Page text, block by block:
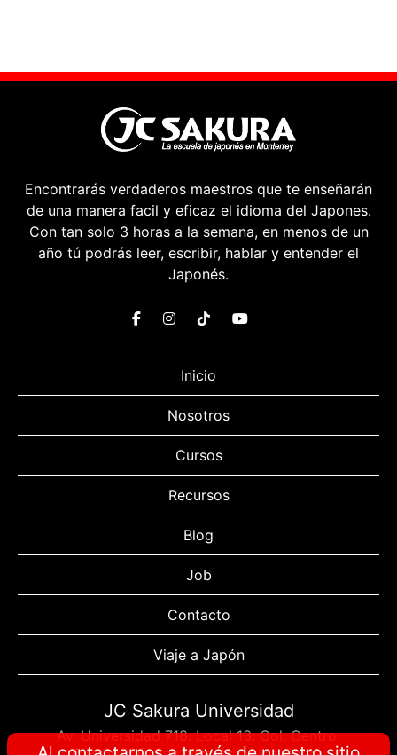
Encontrarás verdaderos maestros que te enseñarán
de una manera facil y eficaz el idioma del Japones.
Con tan solo 3 horas a la semana, en menos de un
año tú podrás leer, escribir, hablar y entender el
Japonés.
Inicio
Nosotros
Cursos
Recursos
Blog
Job
Contacto
Viaje a Japón
JC Sakura Universidad
Av. Universidad 718. Local 13. Col. Centro.